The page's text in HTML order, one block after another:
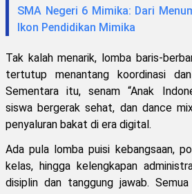
SMA Negeri 6 Mimika: Dari
Ikon Pendidikan Mimika
Tak kalah menarik, lomba baris-
tertutup menantang koordinasi
Sementara itu, senam “Anak
siswa bergerak sehat, dan dance
penyaluran bakat di era digital.
Ada pula lomba puisi kebangsaan,
kelas, hingga kelengkapan
disiplin dan tanggung jawab.